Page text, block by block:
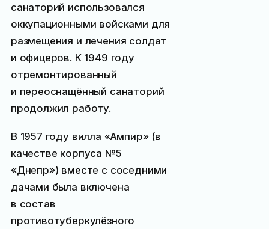
санаторий использовался
оккупационными войсками для
размещения и лечения солдат
и офицеров. К 1949 году
отремонтированный
и переоснащённый санаторий
продолжил работу.
В 1957 году вилла «Ампир» (в
качестве корпуса №5
«Днепр») вместе с соседними
дачами была включена
в состав
противотуберкулёзного